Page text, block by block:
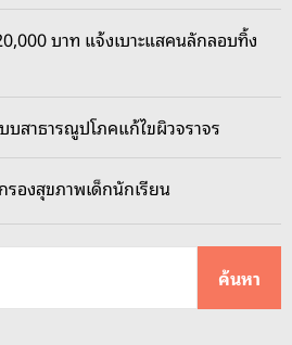
บาท แจ้งเบาะแสคนลักลอบทิ้ง
สาธารณูปโภคแก้ไขผิวจราจร
องสุขภาพเด็กนักเรียน